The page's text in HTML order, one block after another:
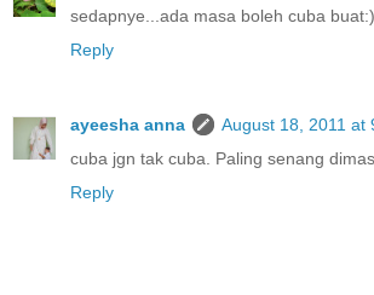
sedapnye...ada masa boleh cuba buat:)
Reply
ayeesha anna
August 18, 2011 at
cuba jgn tak cuba. Paling senang
Reply